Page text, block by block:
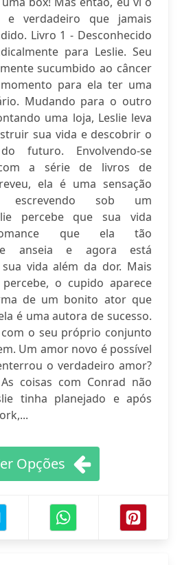
e verdadeiro que jamais
Livro 1 - Desconhecido
para Leslie. Seu
sucumbido ao câncer
para ela ter uma
Mudando para o outro
uma loja, Leslie leva
sua vida e descobrir o
futuro. Envolvendo-se
a série de livros de
ela é uma sensação
escrevendo sob um
percebe que sua vida
que ela tão
anseia e agora está
vida além da dor. Mais
o cupido aparece
de um bonito ator que
é uma autora de sucesso.
o seu próprio conjunto
Um amor novo é possível
o verdadeiro amor?
coisas com Conrad não
tinha planejado e após
Opções